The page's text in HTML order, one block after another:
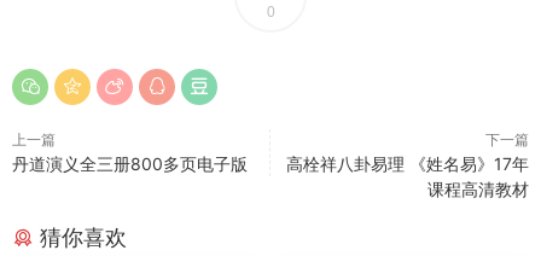
0
上一篇
丹道演义全三册800多页电子版
下一篇
高栓祥八卦易理 《姓名易》17年
课程高清教材
猜你喜欢